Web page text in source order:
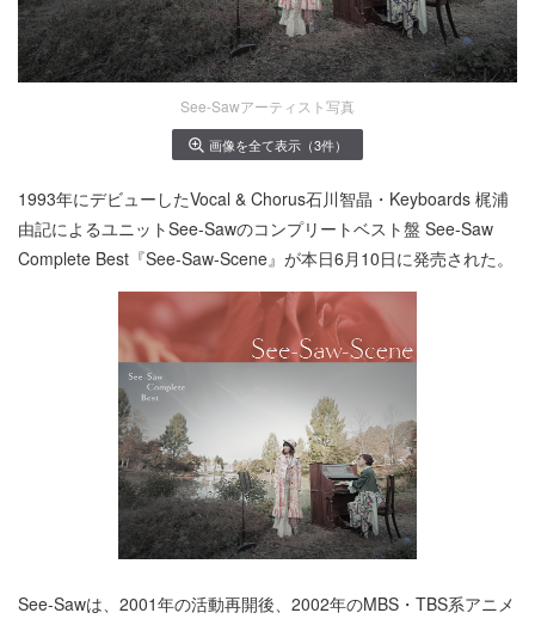
See-Sawアーティスト写真
画像を全て表示（3件）
1993年にデビューしたVocal & Chorus石川智晶・Keyboards 梶浦
由記によるユニットSee-Sawのコンプリートベスト盤 See-Saw
Complete Best『See-Saw-Scene』が本日6月10日に発売された。
See-Sawは、2001年の活動再開後、2002年のMBS・TBS系アニメ